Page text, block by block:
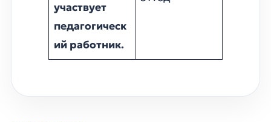
участвует
педагогическ
ий работник.